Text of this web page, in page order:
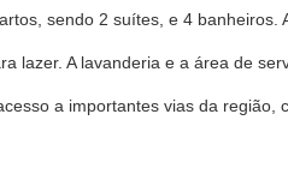
sendo 2 suítes, e 4
lazer. A lavanderia e a área de
a importantes vias da região,